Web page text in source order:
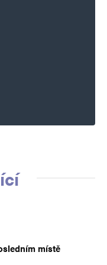
jen ta Vaše
o to, že volit
nežijí…
místě